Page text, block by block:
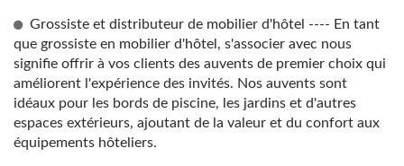
Grossiste et distributeur de mobilier d'hôtel ---- En tant
que grossiste en mobilier d'hôtel, s'associer avec nous
signifie offrir à vos clients des auvents de premier choix qui
améliorent l'expérience des invités. Nos auvents sont
idéaux pour les bords de piscine, les jardins et d'autres
espaces extérieurs, ajoutant de la valeur et du confort aux
équipements hôteliers.